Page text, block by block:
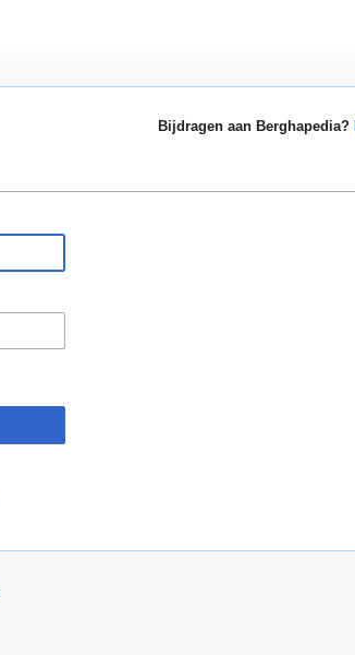
Bijdragen aan Berghapedia?